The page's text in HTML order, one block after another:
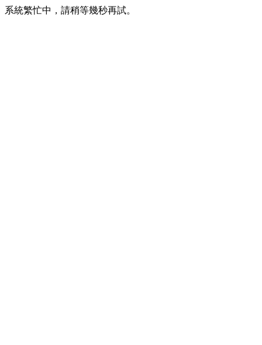
系統繁忙中，請稍等幾秒再試。